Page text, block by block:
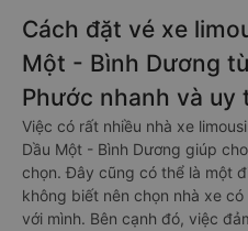
Cách đặt vé xe
Một - Bình Dương
Phước nhanh và uy
Việc có rất nhiều nhà xe
Dầu Một - Bình Dương giúp
chọn. Đây cũng có thể là một
không biết nên chọn nhà xe
với mình. Bên cạnh đó, việc